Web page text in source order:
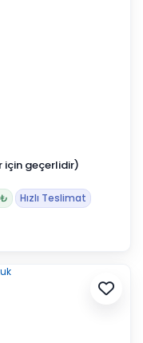
için geçerlidir)
Hızlı Teslimat